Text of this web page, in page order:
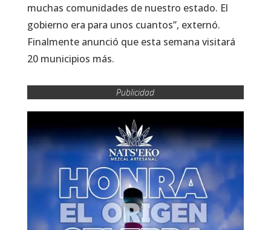
muchas comunidades de nuestro estado. El
gobierno era para unos cuantos”, externó.
Finalmente anunció que esta semana visitará
20 municipios más.
Publicidad